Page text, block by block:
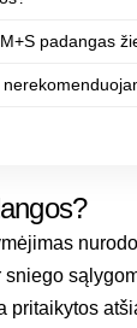
padangas
pritaikytos